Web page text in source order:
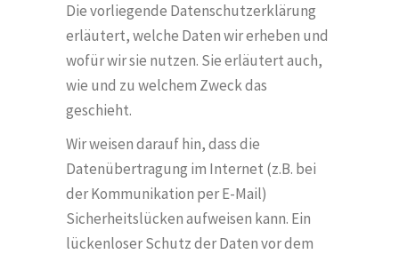
Die vorliegende Datenschutzerklärung
erläutert, welche Daten wir erheben und
wofür wir sie nutzen. Sie erläutert auch,
wie und zu welchem Zweck das
geschieht.
Wir weisen darauf hin, dass die
Datenübertragung im Internet (z.B. bei
der Kommunikation per E-Mail)
Sicherheitslücken aufweisen kann. Ein
lückenloser Schutz der Daten vor dem